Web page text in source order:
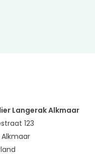
Langerak Alkmaar
123
Alkmaar